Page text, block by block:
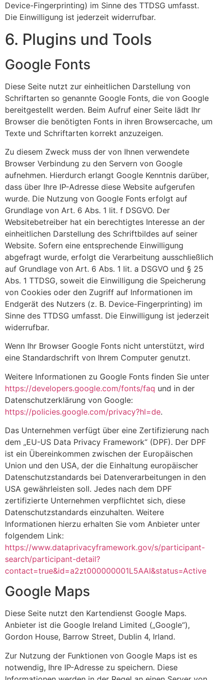
Device-Fingerprinting) im Sinne des TTDSG umfasst.
Die Einwilligung ist jederzeit widerrufbar.
6. Plugins und Tools
Google Fonts
Diese Seite nutzt zur einheitlichen Darstellung von
Schriftarten so genannte Google Fonts, die von Google
bereitgestellt werden. Beim Aufruf einer Seite lädt Ihr
Browser die benötigten Fonts in ihren Browsercache, um
Texte und Schriftarten korrekt anzuzeigen.
Zu diesem Zweck muss der von Ihnen verwendete
Browser Verbindung zu den Servern von Google
aufnehmen. Hierdurch erlangt Google Kenntnis darüber,
dass über Ihre IP-Adresse diese Website aufgerufen
wurde. Die Nutzung von Google Fonts erfolgt auf
Grundlage von Art. 6 Abs. 1 lit. f DSGVO. Der
Websitebetreiber hat ein berechtigtes Interesse an der
einheitlichen Darstellung des Schriftbildes auf seiner
Website. Sofern eine entsprechende Einwilligung
abgefragt wurde, erfolgt die Verarbeitung ausschließlich
auf Grundlage von Art. 6 Abs. 1 lit. a DSGVO und § 25
Abs. 1 TTDSG, soweit die Einwilligung die Speicherung
von Cookies oder den Zugriff auf Informationen im
Endgerät des Nutzers (z. B. Device-Fingerprinting) im
Sinne des TTDSG umfasst. Die Einwilligung ist jederzeit
widerrufbar.
Wenn Ihr Browser Google Fonts nicht unterstützt, wird
eine Standardschrift von Ihrem Computer genutzt.
Weitere Informationen zu Google Fonts finden Sie unter
https://developers.google.com/fonts/faq und in der
Datenschutzerklärung von Google:
https://policies.google.com/privacy?hl=de.
Das Unternehmen verfügt über eine Zertifizierung nach
dem „EU-US Data Privacy Framework“ (DPF). Der DPF
ist ein Übereinkommen zwischen der Europäischen
Union und den USA, der die Einhaltung europäischer
Datenschutzstandards bei Datenverarbeitungen in den
USA gewährleisten soll. Jedes nach dem DPF
zertifizierte Unternehmen verpflichtet sich, diese
Datenschutzstandards einzuhalten. Weitere
Informationen hierzu erhalten Sie vom Anbieter unter
folgendem Link:
https://www.dataprivacyframework.gov/s/participant-
search/participant-detail?
contact=true&id=a2zt000000001L5AAI&status=Active
Google Maps
Diese Seite nutzt den Kartendienst Google Maps.
Anbieter ist die Google Ireland Limited („Google“),
Gordon House, Barrow Street, Dublin 4, Irland.
Zur Nutzung der Funktionen von Google Maps ist es
notwendig, Ihre IP-Adresse zu speichern. Diese